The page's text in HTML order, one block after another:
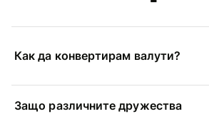
Как да конвертирам валути?
Защо различните дружества